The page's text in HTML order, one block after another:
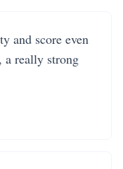
and score even
a really strong